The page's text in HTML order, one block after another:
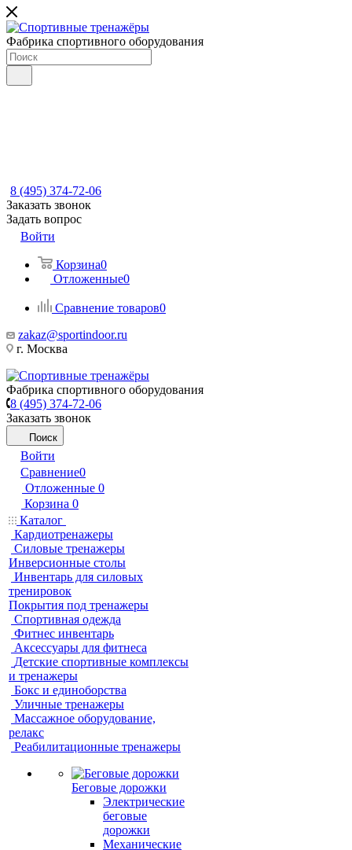
Фабрика спортивного оборудования
8 (495) 374-72-06
Заказать звонок
Задать вопрос
Войти
Корзина0
Отложенные0
Сравнение товаров0
zakaz@sportindoor.ru
г. Москва
Фабрика спортивного оборудования
8 (495) 374-72-06
Заказать звонок
Поиск
Войти
Сравнение0
Отложенные 0
Корзина 0
Каталог
Кардиотренажеры
Силовые тренажеры
Инверсионные столы
Инвентарь для силовых
тренировок
Покрытия под тренажеры
Спортивная одежда
Фитнес инвентарь
Аксессуары для фитнеса
Детские спортивные комплексы
и тренажеры
Бокс и единоборства
Уличные тренажеры
Массажное оборудование,
релакс
Реабилитационные тренажеры
Беговые дорожки
Электрические
беговые
дорожки
Механические